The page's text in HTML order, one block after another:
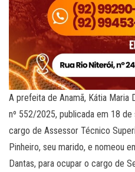
A prefeita de Anamã, Kátia Maria
nº 552/2025, publicada em 18
cargo de Assessor Técnico
Pinheiro, seu marido, e nomeou
Dantas, para ocupar o cargo de